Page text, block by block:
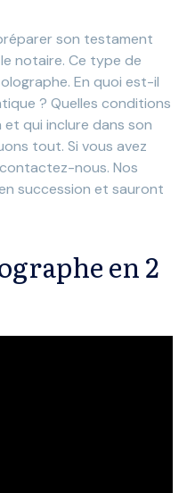
son testament
notaire. Ce type de
En quoi est-il
? Quelles conditions
qui inclure dans son
tout. Si vous avez
nous. Nos
succession et sauront
en 2